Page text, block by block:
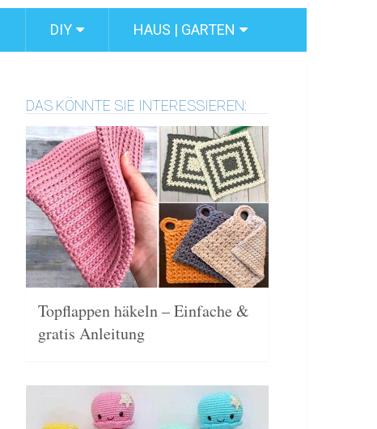
DIY HAUS | GARTEN
DAS KÖNNTE SIE INTERESSIEREN:
Topflappen häkeln – Einfache &
gratis Anleitung